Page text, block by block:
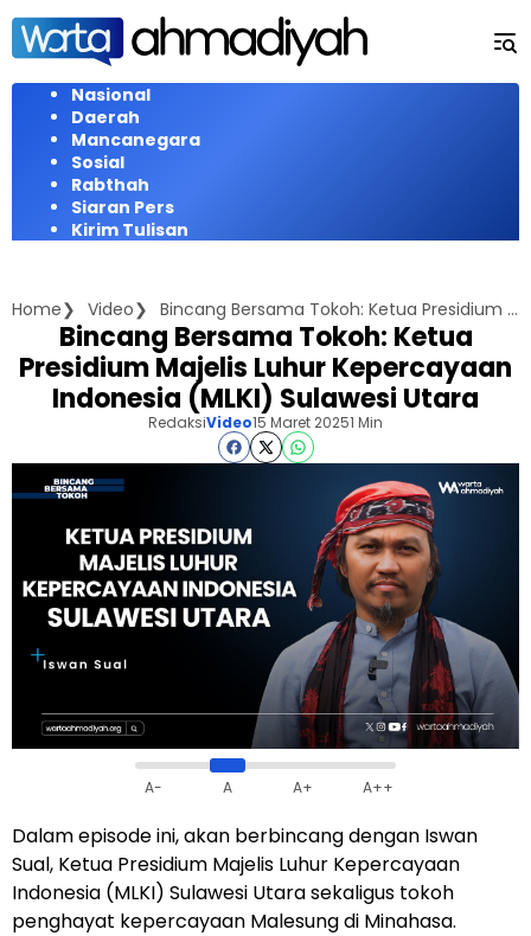
Langsung
konten
Nasional
Daerah
Mancanegara
Sosial
Rabthah
Siaran Pers
Kirim Tulisan
Home Video Bincang Bersama Tokoh: Ketua Presidium Majelis Luhur Kepercayaan Indonesia (MLKI) Sulawesi Utara
Bincang Bersama Tokoh: Ketua
Presidium Majelis Luhur Kepercayaan
Indonesia (MLKI) Sulawesi Utara
RedaksiVideo15 Maret 20251 Min
A- A A+ A++
Dalam episode ini, akan berbincang dengan Iswan
Sual, Ketua Presidium Majelis Luhur Kepercayaan
Indonesia (MLKI) Sulawesi Utara sekaligus tokoh
penghayat kepercayaan Malesung di Minahasa.